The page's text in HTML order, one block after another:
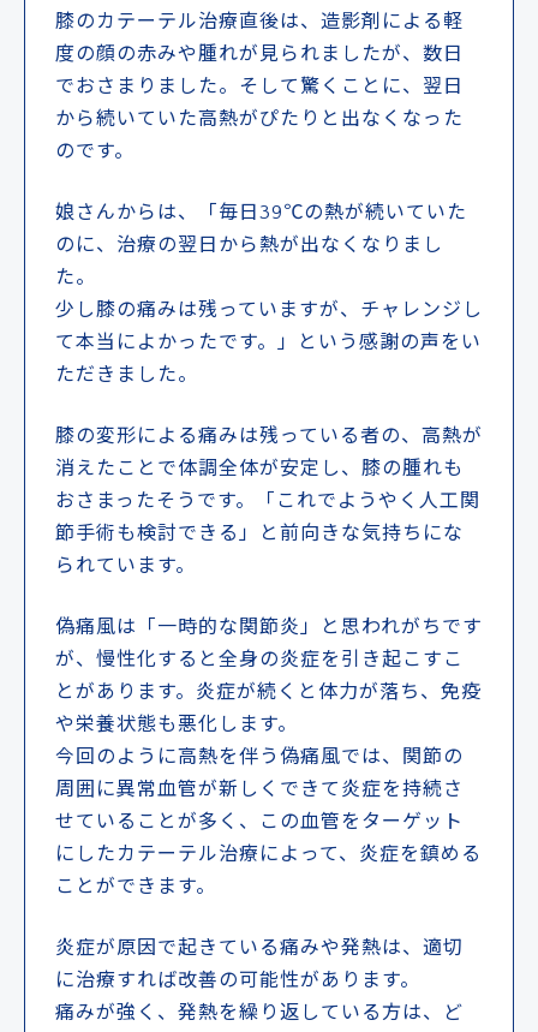
膝のカテーテル治療直後は、造影剤による軽
度の顔の赤みや腫れが見られましたが、数日
でおさまりました。そして驚くことに、翌日
から続いていた高熱がぴたりと出なくなった
のです。
娘さんからは、「毎日39℃の熱が続いていた
のに、治療の翌日から熱が出なくなりまし
た。
少し膝の痛みは残っていますが、チャレンジし
て本当によかったです。」という感謝の声をい
ただきました。
膝の変形による痛みは残っている者の、高熱が
消えたことで体調全体が安定し、膝の腫れも
おさまったそうです。「これでようやく人工関
節手術も検討できる」と前向きな気持ちにな
られています。
偽痛風は「一時的な関節炎」と思われがちです
が、慢性化すると全身の炎症を引き起こすこ
とがあります。炎症が続くと体力が落ち、免疫
や栄養状態も悪化します。
今回のように高熱を伴う偽痛風では、関節の
周囲に異常血管が新しくできて炎症を持続さ
せていることが多く、この血管をターゲット
にしたカテーテル治療によって、炎症を鎮める
ことができます。
炎症が原因で起きている痛みや発熱は、適切
に治療すれば改善の可能性があります。
痛みが強く、発熱を繰り返している方は、ど